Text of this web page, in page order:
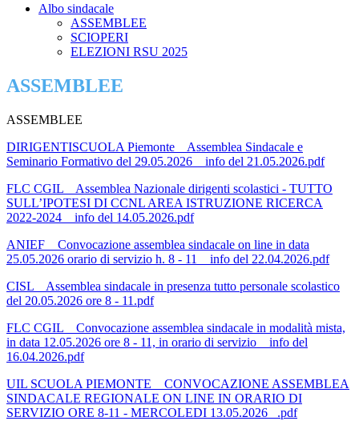
Albo sindacale
ASSEMBLEE
SCIOPERI
ELEZIONI RSU 2025
ASSEMBLEE
ASSEMBLEE
DIRIGENTISCUOLA Piemonte _ Assemblea Sindacale e
Seminario Formativo del 29.05.2026 _ info del 21.05.2026.pdf
FLC CGIL _ Assemblea Nazionale dirigenti scolastici - TUTTO
SULL’IPOTESI DI CCNL AREA ISTRUZIONE RICERCA
2022-2024 _ info del 14.05.2026.pdf
ANIEF _ Convocazione assemblea sindacale on line in data
25.05.2026 orario di servizio h. 8 - 11 _ info del 22.04.2026.pdf
CISL _ Assemblea sindacale in presenza tutto personale scolastico
del 20.05.2026 ore 8 - 11.pdf
FLC CGIL _ Convocazione assemblea sindacale in modalità mista,
in data 12.05.2026 ore 8 - 11, in orario di servizio _ info del
16.04.2026.pdf
UIL SCUOLA PIEMONTE _ CONVOCAZIONE ASSEMBLEA
SINDACALE REGIONALE ON LINE IN ORARIO DI
SERVIZIO ORE 8-11 - MERCOLEDI 13.05.2026 _.pdf